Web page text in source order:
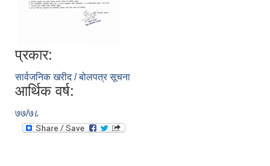
प्रकार:
सार्वजनिक खरीद / बोलपत्र सूचना
आर्थिक वर्ष:
७७/७८